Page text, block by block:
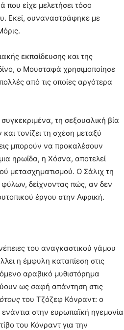
που είχε μελετήσει τόσο
Εκεί, συναναστράφηκε με
εκπαίδευσης και της
ο Μουσταφά χρησιμοποίησε
από τις οποίες αργότερα
τη σεξουαλική βία
τονίζει τη σχέση μεταξύ
μπορούν να προκαλέσουν
ηρωίδα, η Χόσνα, αποτελεί
μετασχηματισμού. Ο Σάλιχ τη
φύλων, δείχνοντας πώς, αν δεν
έργου στην Αφρική.
του αναγκαστικού γάμου
η έμφυλη καταπίεση στις
αραβικό μυθιστόρημα
ως σαφή απάντηση στις
του Τζόζεφ Κόνραντ: o
στην ευρωπαϊκή ηγεμονία
του Κόνραντ για την